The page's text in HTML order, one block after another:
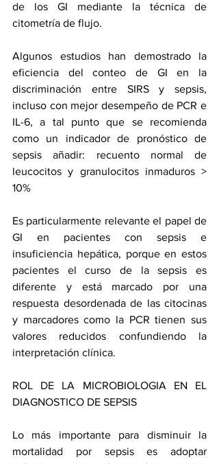
de los GI mediante la técnica de
citometría de flujo.
Algunos estudios han demostrado la
eficiencia del conteo de GI en la
discriminación entre SIRS y sepsis,
incluso con mejor desempeño de PCR e
IL-6, a tal punto que se recomienda
como un indicador de pronóstico de
sepsis añadir: recuento normal de
leucocitos y granulocitos inmaduros >
10%
Es particularmente relevante el papel de
GI en pacientes con sepsis e
insuficiencia hepática, porque en estos
pacientes el curso de la sepsis es
diferente y está marcado por una
respuesta desordenada de las citocinas
y marcadores como la PCR tienen sus
valores reducidos confundiendo la
interpretación clínica.
ROL DE LA MICROBIOLOGIA EN EL
DIAGNOSTICO DE SEPSIS
Lo más importante para disminuir la
mortalidad por sepsis es adoptar